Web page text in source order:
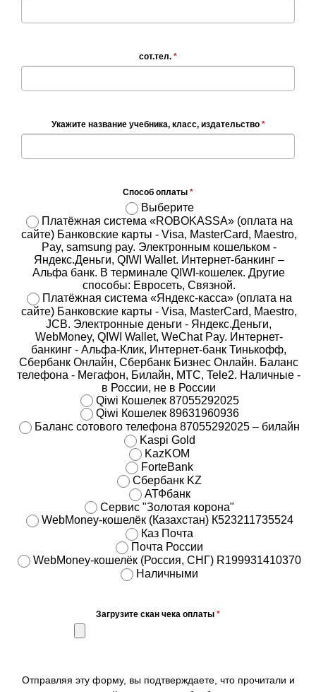
сот.тел. *
Укажите название учебника, класс, издательство *
Способ оплаты *
Выберите
Платёжная система «ROBOKASSA» (оплата на
сайте) Банковские карты - Visa, MasterCard, Maestro,
Pay, samsung pay. Электронным кошельком -
Яндекс.Деньги, QIWI Wallet. Интернет-банкинг –
Альфа банк. В терминале QIWI-кошелек. Другие
способы: Евросеть, Связной.
Платёжная система «Яндекс-касса» (оплата на
сайте) Банковские карты - Visa, MasterCard, Maestro,
JCB. Электронные деньги - Яндекс.Деньги,
WebMoney, QIWI Wallet, WeChat Pay. Интернет-
банкинг - Альфа-Клик, Интернет-банк Тинькофф,
Сбербанк Онлайн, Сбербанк Бизнес Онлайн. Баланс
телефона - Мегафон, Билайн, МТС, Tele2. Наличные -
в России, не в России
Qiwi Кошелек 87055292025
Qiwi Кошелек 89631960936
Баланс сотового телефона 87055292025 – билайн
Kaspi Gold
KazKOM
ForteBank
Сбербанк KZ
АТФбанк
Сервис "Золотая корона"
WebMoney-кошелёк (Казахстан) К523211735524
Каз Почта
Почта России
WebMoney-кошелёк (Россия, СНГ) R199931410370
Наличными
Загрузите скан чека оплаты *
Отправляя эту форму, вы подтверждаете, что прочитали и